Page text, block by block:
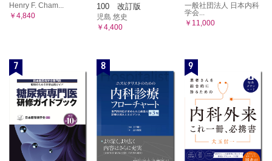
Henry F. Cham...
￥4,840
100 改訂版
児島 悠史
￥4,400
一般社団法人 日本内科
学会...
￥11,000
7 8 9